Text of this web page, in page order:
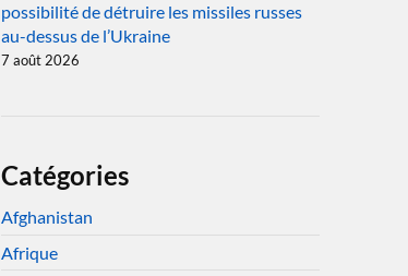
possibilité de détruire les missiles russes
au-dessus de l’Ukraine
7 août 2026
Catégories
Afghanistan
Afrique